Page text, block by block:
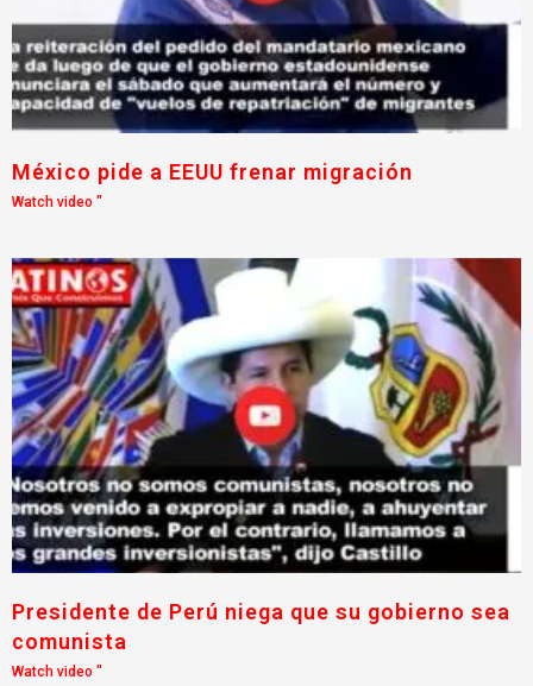
México pide a EEUU frenar migración
Watch video "
Presidente de Perú niega que su gobierno sea
comunista
Watch video "